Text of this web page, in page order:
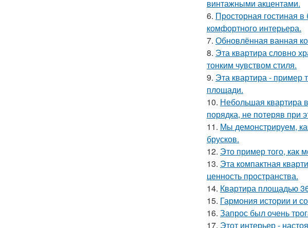
винтажными акцентами.
6. Просторная гостиная
комфортного интерьера.
7. Обновлённая ванная
8. Эта квартира словно
тонким чувством стиля.
9. Эта квартира - пример
площади.
10. Небольшая квартира
порядка, не потеряв при
11. Мы демонстрируем,
брусков.
12. Это пример того, как
13. Эта компактная
ценность пространства.
14. Квартира площадью
15. Гармония истории и
16. Запрос был очень
17. Этот интерьер -